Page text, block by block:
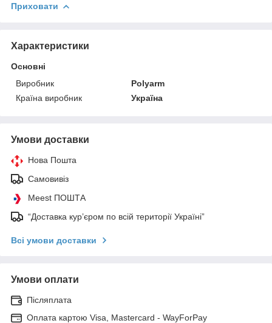
Приховати
Характеристики
Основні
Виробник
Polyarm
Країна виробник
Україна
Умови доставки
Нова Пошта
Самовивіз
Meest ПОШТА
“Доставка кур’єром по всій території Україні”
Всі умови доставки
Умови оплати
Післяплата
Оплата картою Visa, Mastercard - WayForPay